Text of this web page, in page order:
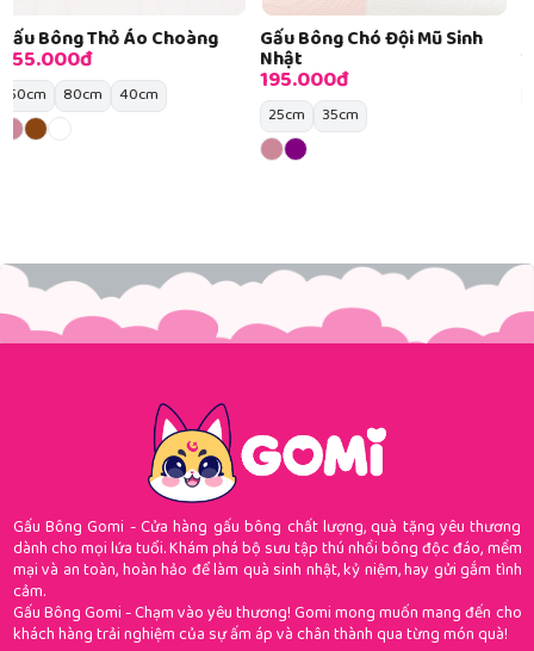
Gấu Bông Chó Đội Mũ Sinh
Nhật
195.000đ
25cm 35cm
Gấu Bông Capybara Trái Bơ
195.000đ
30cm 45cm
Gấu Bông Gomi - Cửa hàng gấu bông chất lượng, quà tặng yêu thương
dành cho mọi lứa tuổi. Khám phá bộ sưu tập thú nhồi bông độc đáo, mềm
mại và an toàn, hoàn hảo để làm quà sinh nhật, kỷ niệm, hay gửi gắm tình
cảm.
Gấu Bông Gomi - Chạm vào yêu thương! Gomi mong muốn mang đến cho
khách hàng trải nghiệm của sự ấm áp và chân thành qua từng món quà!